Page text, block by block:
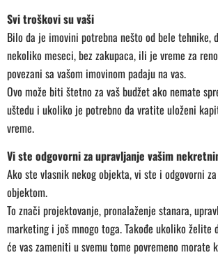
Svi troškovi su vaši
Bilo da je imovini potrebna nešto od bele tehnike,
nekoliko meseci, bez zakupaca, ili je vreme za
povezani sa vašom imovinom padaju na vas.
Ovo može biti štetno za vaš budžet ako nemate
uštedu i ukoliko je potrebno da vratite uloženi
vreme.
Vi ste odgovorni za upravljanje vašim
Ako ste vlasnik nekog objekta, vi ste i odgovorni
objektom.
To znači projektovanje, pronalaženje stanara,
marketing i još mnogo toga. Takođe ukoliko želite
će vas zameniti u svemu tome povremeno